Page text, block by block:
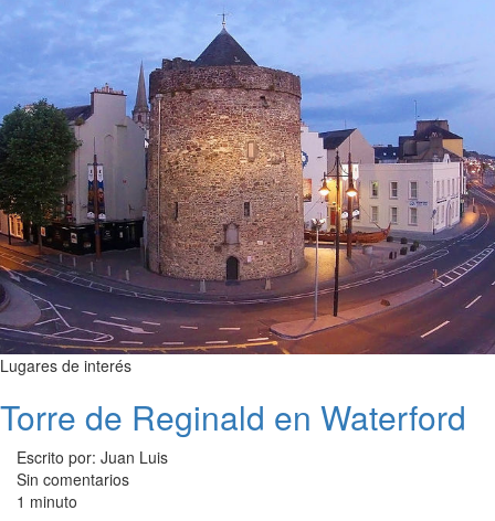
Lugares de interés
Torre de Reginald en Waterford
Escrito por: Juan Luis
Sin comentarios
1 minuto